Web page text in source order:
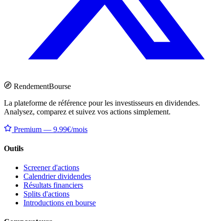
RendementBourse
La plateforme de référence pour les investisseurs en dividendes.
Analysez, comparez et suivez vos actions simplement.
Premium — 9.99€/mois
Outils
Screener d'actions
Calendrier dividendes
Résultats financiers
Splits d'actions
Introductions en bourse